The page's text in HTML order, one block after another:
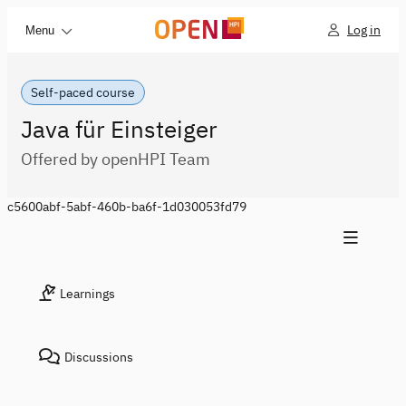
Menu Log in
Self-paced course
Java für Einsteiger
Offered by openHPI Team
c5600abf-5abf-460b-ba6f-1d030053fd79
Learnings
Discussions